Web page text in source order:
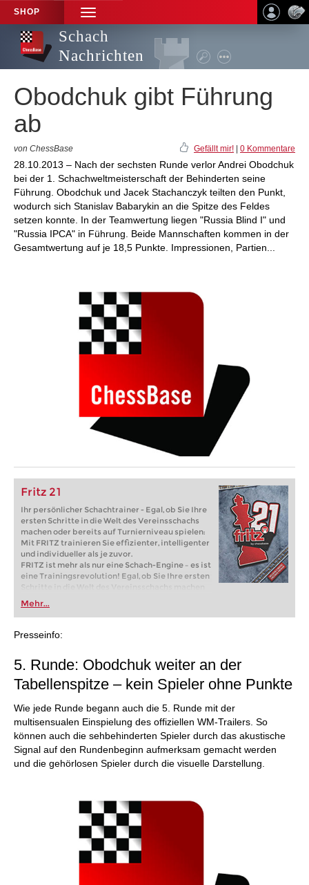
SHOP
TOGGLE
NAVIGATION
Schach
Nachrichten
Obodchuk gibt Führung
ab
von ChessBase Gefällt mir! 0 Kommentare
28.10.2013 – Nach der sechsten Runde verlor Andrei Obodchuk
bei der 1. Schachweltmeisterschaft der Behinderten seine
Führung. Obodchuk und Jacek Stachanczyk teilten den Punkt,
wodurch sich Stanislav Babarykin an die Spitze des Feldes
setzen konnte. In der Teamwertung liegen "Russia Blind I" und
"Russia IPCA" in Führung. Beide Mannschaften kommen in der
Gesamtwertung auf je 18,5 Punkte. Impressionen, Partien...
Fritz 21
Ihr persönlicher Schachtrainer - Egal, ob Sie Ihre
ersten Schritte in die Welt des Vereinsschachs
machen oder bereits auf Turnierniveau spielen:
Mit FRITZ trainieren Sie effizienter, intelligenter
und individueller als je zuvor.
FRITZ ist mehr als nur eine Schach-Engine – es ist
eine Trainingsrevolution! Egal, ob Sie Ihre ersten
Schritte in die Welt des Vereinsschachs machen
oder bereits auf Turnierniveau spielen: Mit
FRITZ trainieren Sie effizienter, intelligenter und
individueller als je zuvor.
Mehr...
Presseinfo:
5. Runde: Obodchuk weiter an der
Tabellenspitze – kein Spieler ohne Punkte
Wie jede Runde begann auch die 5. Runde mit der
multisensualen Einspielung des offiziellen WM-Trailers. So
können auch die sehbehinderten Spieler durch das akustische
Signal auf den Rundenbeginn aufmerksam gemacht werden
und die gehörlosen Spieler durch die visuelle Darstellung.